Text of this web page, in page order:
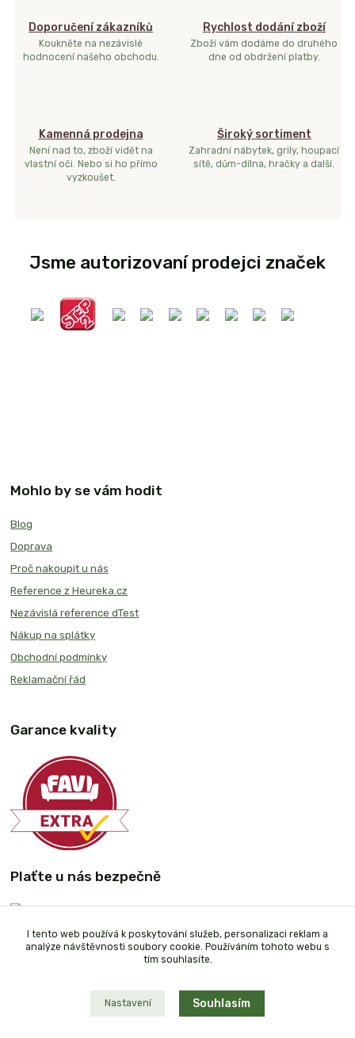
Doporučení zákazníků
Koukněte na nezávislé
hodnocení našeho obchodu.
Rychlost dodání zboží
Zboží vám dodáme do druhého
dne od obdržení platby.
Kamenná prodejna
Není nad to, zboží vidět na
vlastní oči. Nebo si ho přímo
vyzkoušet.
Široký sortiment
Zahradní nábytek, grily, houpací
sítě, dům-dílna, hračky a další.
Jsme autorizovaní prodejci značek
Mohlo by se vám hodit
Blog
Doprava
Proč nakoupit u nás
Reference z Heureka.cz
Nezávislá reference dTest
Nákup na splátky
Obchodní podmínky
Reklamační řád
Garance kvality
Plaťte u nás bezpečně
I tento web používá k poskytování služeb, personalizaci reklam a
analýze návštěvnosti soubory cookie. Používáním tohoto webu s
tím souhlasíte.
Nastavení Souhlasím